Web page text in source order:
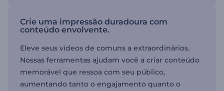
Crie uma impressão duradoura com
conteúdo envolvente.
Eleve seus vídeos de comuns a extraordinários.
Nossas ferramentas ajudam você a criar conteúdo
memorável que ressoa com seu público,
aumentando tanto o engajamento quanto o